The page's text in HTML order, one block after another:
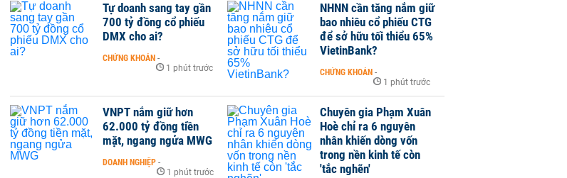
Tự doanh sang tay gần
700 tỷ đồng cổ phiếu
DMX cho ai?
CHỨNG KHOÁN -
1 phút trước
NHNN cần tăng nắm giữ
bao nhiêu cổ phiếu CTG
để sở hữu tối thiểu 65%
VietinBank?
CHỨNG KHOÁN -
1 phút trước
VNPT nắm giữ hơn
62.000 tỷ đồng tiền
mặt, ngang ngửa MWG
DOANH NGHIỆP -
1 phút trước
Chuyên gia Phạm Xuân
Hoè chỉ ra 6 nguyên
nhân khiến dòng vốn
trong nền kinh tế còn
'tắc nghẽn'